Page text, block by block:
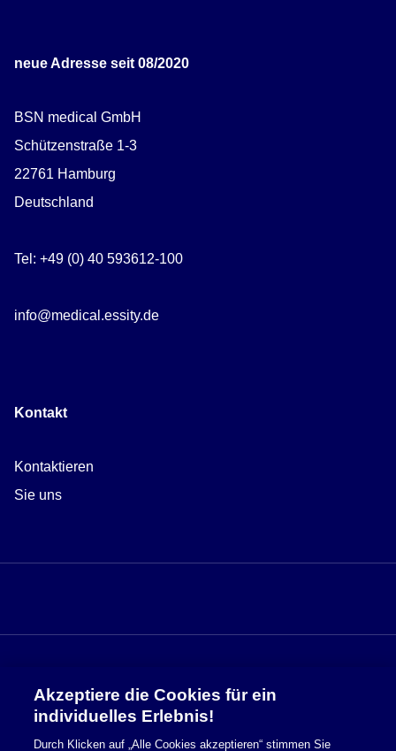
neue Adresse seit 08/2020
BSN medical GmbH
Schützenstraße 1-3
22761 Hamburg
Deutschland
Tel: +49 (0) 40 593612-100
info@medical.essity.de
Kontakt
Kontaktieren
Sie uns
Sicherheitsinformationen
Nutzungsbedingungen
Akzeptiere die Cookies für ein
individuelles Erlebnis!
Durch Klicken auf „Alle Cookies akzeptieren“ stimmen Sie